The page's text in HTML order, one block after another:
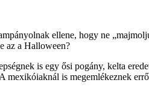
ellene, hogy ne
az a Halloween?
is egy ősi pogány, kelta
mexikóiaknál is megemlékeznek